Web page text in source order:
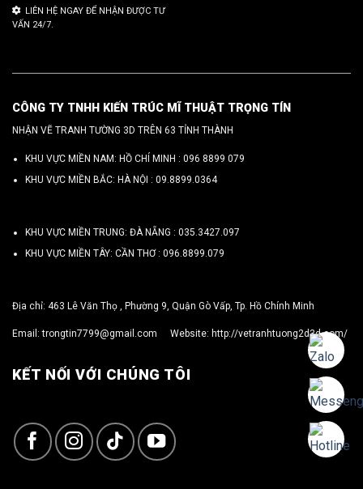
LIÊN HỆ NGAY ĐỂ NHẬN ĐƯỢC TƯ
VẤN 24/7.
CÔNG TY TNHH KIẾN TRÚC MĨ THUẬT TRỌNG TÍN
NHẬN VẼ TRANH TƯỜNG 3D TRÊN 63 TỈNH THÀNH
KHU VỰC MIỀN NAM: HỒ CHÍ MINH : 096 8899 079
KHU VỰC MIỀN BẮC: HÀ NỘI : 09.8899.0364
KHU VỰC MIỀN TRUNG: ĐÀ NẴNG : 035.3427.097
KHU VỰC MIỀN TÂY: CẦN THƠ : 096.8899.079
Địa chỉ: 463 Lê Văn Thọ , Phường 9, Quận Gò Vấp, Tp. Hồ Chính Minh
Email:trongtin7799@gmail.com Website: http://vetranhtuong2d3d.com/
KẾT NỐI VỚI CHÚNG TÔI